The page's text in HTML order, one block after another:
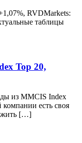
RVDMarkets:
таблицы
Top 20,
из MMCIS Index
есть своя
[…]